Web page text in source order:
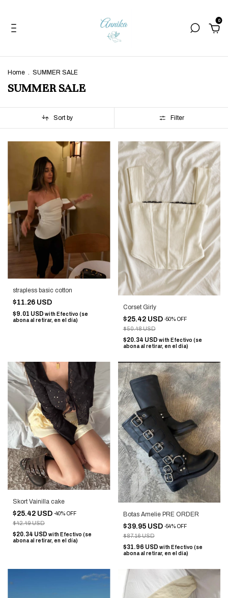
0
Home . SUMMER SALE
SUMMER SALE
Sort by Filter
strapless basic cotton
$11.26 USD
$9.01 USD with Efectivo (se
abona al retirar, en el día)
Corset Girly
$25.42 USD -50% OFF
$50.48 USD
$20.34 USD with Efectivo (se
abona al retirar, en el día)
Skort Vainilla cake
$25.42 USD -40% OFF
$42.49 USD
$20.34 USD with Efectivo (se
abona al retirar, en el día)
Botas Amelie PRE ORDER
$39.95 USD -54% OFF
$87.16 USD
$31.96 USD with Efectivo (se
abona al retirar, en el día)